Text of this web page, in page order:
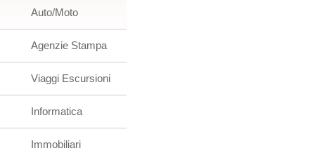
Auto/Moto
Agenzie Stampa
Viaggi Escursioni
Informatica
Immobiliari